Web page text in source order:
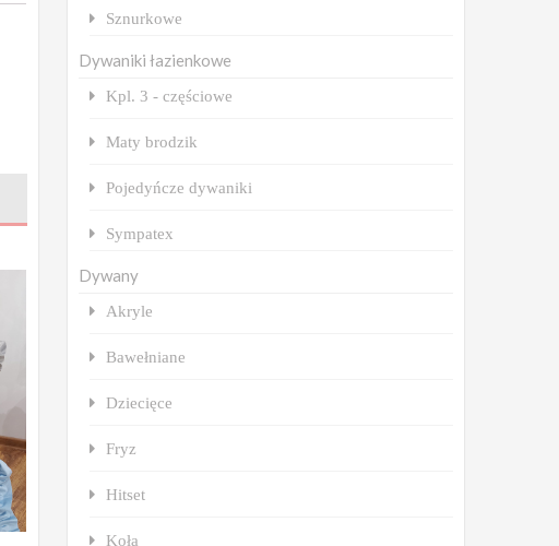
Sznurkowe
Dywaniki łazienkowe
Kpl. 3 - częściowe
Maty brodzik
Pojedyńcze dywaniki
Sympatex
Dywany
Akryle
Bawełniane
Dziecięce
Fryz
Hitset
Koła